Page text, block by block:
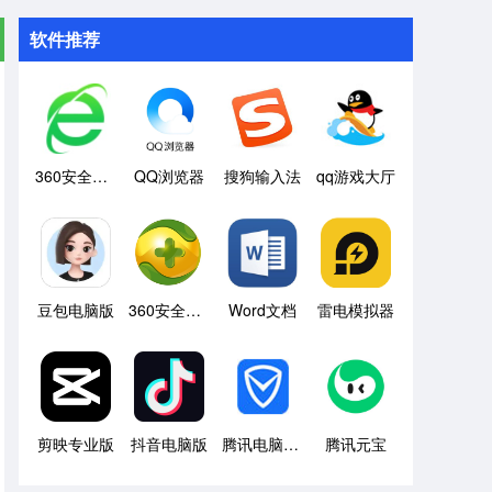
软件推荐
360安全浏览器 QQ浏览器 搜狗输入法 qq游戏大厅
豆包电脑版 360安全卫士 Word文档 雷电模拟器
剪映专业版 抖音电脑版 腾讯电脑管家 腾讯元宝